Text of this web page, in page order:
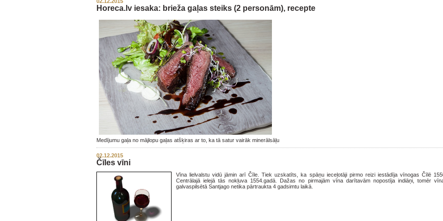
Horeca.lv iesaka: brieža gaļas steiks (2 personām), recepte
Medījumu gaļa no mājlopu gaļas atšķiras ar to, ka tā satur vairāk minerālsāļu
02.12.2015
Čīles vīni
Vīna lielvalstu vidū jāmin arī Čīle. Tiek uzskatīts, ka spāņu ieceļotāji pirmo reizi iestādīja vīnogas Čīlē
Centrālajā ielejā tās nokļuva 1554.gadā. Dažas no pirmajām vīna darītavām nopostīja indiāņi, tomēr
galvaspilsētā Santjago netika pārtraukta 4 gadsimtu laikā.